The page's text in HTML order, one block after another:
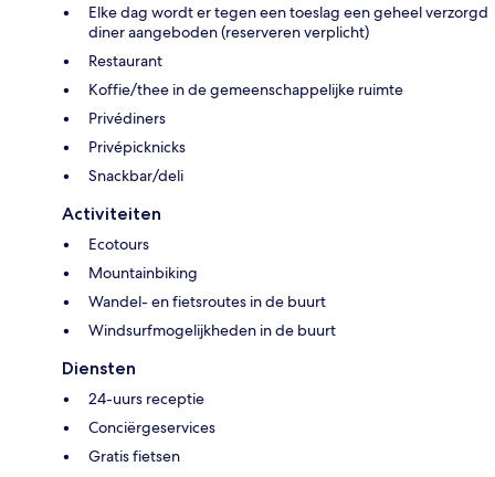
Elke dag wordt er tegen een toeslag een geheel verzorgd
diner aangeboden (reserveren verplicht)
Restaurant
Koffie/thee in de gemeenschappelijke ruimte
Privédiners
Privépicknicks
Snackbar/deli
Activiteiten
Ecotours
Mountainbiking
Wandel- en fietsroutes in de buurt
Windsurfmogelijkheden in de buurt
Diensten
24-uurs receptie
Conciërgeservices
Gratis fietsen